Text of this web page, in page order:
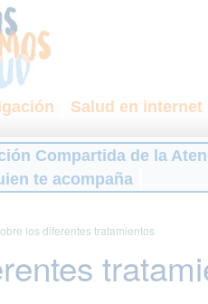
Salud en internet
Compartida de la
te acompaña
los diferentes tratamientos